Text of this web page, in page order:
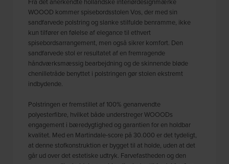
WOOOD kommer spisebordsstolen Vos, der med sin
sandfarvede polstring og slanke stilfulde benramme, ikke
kun tilfører en følelse af elegance til ethvert
spisebordsarrangement, men også sikrer komfort. Den
sandfarvede stol er resultatet af en fremragende
håndværksmæssig bearbejdning og de skinnende bløde
chenilletråde benyttet i polstringen gør stolen ekstremt
indbydende.
Polstringen er fremstillet af 100% genanvendte
polyesterfibre, hvilket både understreger WOOODs
engagement i bæredygtighed og garantien for en holdbar
kvalitet. Med en Martindale-score på 30.000 er det tydeligt,
at denne stofkonstruktion er bygget til at holde, uden at det
går ud over det estetiske udtryk. Farvefastheden og den